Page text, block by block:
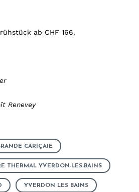
ab CHF 166.
Renevey
CARIÇAIE
THERMAL YVERDON-LES-BAINS
YVERDON LES BAINS